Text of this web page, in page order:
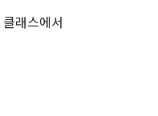
클래스에서